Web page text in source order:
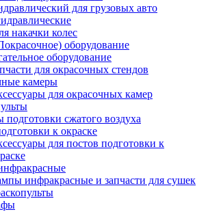
для грузовых авто
накачки колес
оборудование
оборудование
для окрасочных стендов
камеры
для окрасочных камер
подготовки сжатого воздуха
к окраске
для постов подготовки к
инфракрасные и запчасти для сушек